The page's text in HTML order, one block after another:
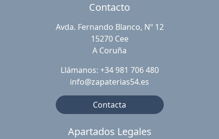
Contacto
Avda. Fernando Blanco, Nº 12
15270 Cee
A Coruña
Llámanos: +34 981 706 480
info@zapaterias54.es
Contacta
Apartados Legales